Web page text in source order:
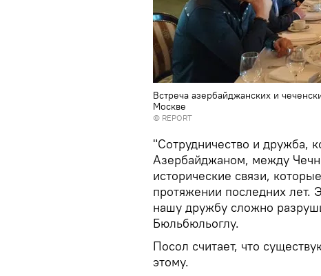
Встреча азербайджанских и
Москве
© REPORT
"Сотрудничество и дружба,
Азербайджаном, между
исторические связи,
протяжении последних лет.
нашу дружбу сложно
Бюльбюльоглу.
Посол считает, что
этому.